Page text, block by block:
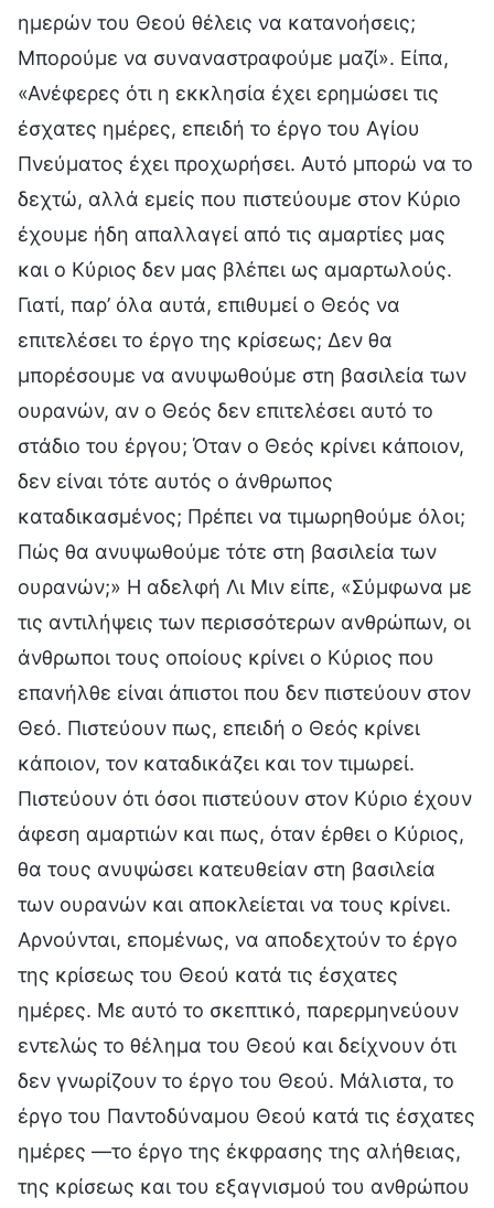
ημερών του Θεού θέλεις να κατανοήσεις;
Μπορούμε να συναναστραφούμε μαζί». Είπα,
«Ανέφερες ότι η εκκλησία έχει ερημώσει τις
έσχατες ημέρες, επειδή το έργο του Αγίου
Πνεύματος έχει προχωρήσει. Αυτό μπορώ να το
δεχτώ, αλλά εμείς που πιστεύουμε στον Κύριο
έχουμε ήδη απαλλαγεί από τις αμαρτίες μας
και ο Κύριος δεν μας βλέπει ως αμαρτωλούς.
Γιατί, παρ’ όλα αυτά, επιθυμεί ο Θεός να
επιτελέσει το έργο της κρίσεως; Δεν θα
μπορέσουμε να ανυψωθούμε στη βασιλεία των
ουρανών, αν ο Θεός δεν επιτελέσει αυτό το
στάδιο του έργου; Όταν ο Θεός κρίνει κάποιον,
δεν είναι τότε αυτός ο άνθρωπος
καταδικασμένος; Πρέπει να τιμωρηθούμε όλοι;
Πώς θα ανυψωθούμε τότε στη βασιλεία των
ουρανών;» Η αδελφή Λι Μιν είπε, «Σύμφωνα με
τις αντιλήψεις των περισσότερων ανθρώπων, οι
άνθρωποι τους οποίους κρίνει ο Κύριος που
επανήλθε είναι άπιστοι που δεν πιστεύουν στον
Θεό. Πιστεύουν πως, επειδή ο Θεός κρίνει
κάποιον, τον καταδικάζει και τον τιμωρεί.
Πιστεύουν ότι όσοι πιστεύουν στον Κύριο έχουν
άφεση αμαρτιών και πως, όταν έρθει ο Κύριος,
θα τους ανυψώσει κατευθείαν στη βασιλεία
των ουρανών και αποκλείεται να τους κρίνει.
Αρνούνται, επομένως, να αποδεχτούν το έργο
της κρίσεως του Θεού κατά τις έσχατες
ημέρες. Με αυτό το σκεπτικό, παρερμηνεύουν
εντελώς το θέλημα του Θεού και δείχνουν ότι
δεν γνωρίζουν το έργο του Θεού. Μάλιστα, το
έργο του Παντοδύναμου Θεού κατά τις έσχατες
ημέρες —το έργο της έκφρασης της αλήθειας,
της κρίσεως και του εξαγνισμού του ανθρώπου